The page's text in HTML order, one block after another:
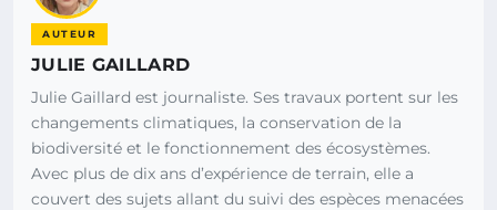
AUTEUR
JULIE GAILLARD
Julie Gaillard est journaliste. Ses travaux portent sur les
changements climatiques, la conservation de la
biodiversité et le fonctionnement des écosystèmes.
Avec plus de dix ans d’expérience de terrain, elle a
couvert des sujets allant du suivi des espèces menacées